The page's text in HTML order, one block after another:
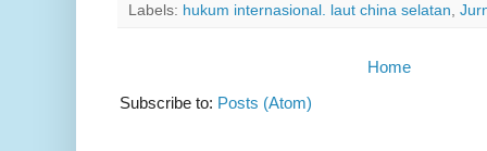
Labels: hukum internasional. laut china selatan
Home
Subscribe to: Posts (Atom)